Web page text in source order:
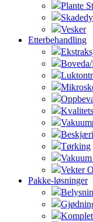
Plante
Vesker
Etterbehandling
Tørking
Vekter
Pakke-løsninger